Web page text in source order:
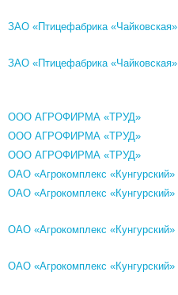
ЗАО «Птицефабрика «Чайковская»
ЗАО «Птицефабрика «Чайковская»
ООО АГРОФИРМА «ТРУД»
ООО АГРОФИРМА «ТРУД»
ООО АГРОФИРМА «ТРУД»
ОАО «Агрокомплекс «Кунгурский»
ОАО «Агрокомплекс «Кунгурский»
ОАО «Агрокомплекс «Кунгурский»
ОАО «Агрокомплекс «Кунгурский»